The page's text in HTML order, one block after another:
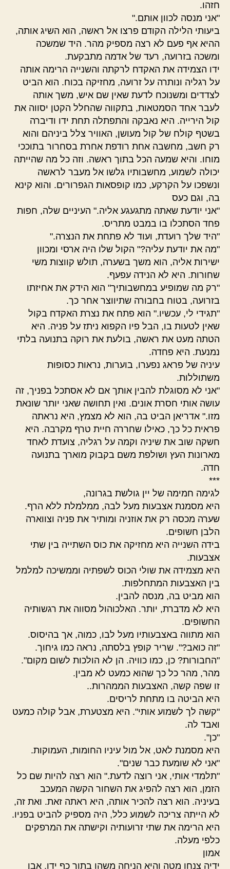
חזהו.
"אני מנסה לכוון אותם."
ביעותי הלילה הקודם פרצו אל ראשה, הוא השיג אותה,
ההיא אף פעם לא רצה מספיק מהר. היד שמשכה
ומשכה בזרועה, רעד של אדמה מתבקעת.
ידו הצמידה את האקדח לרקתה והשנייה הרימה אותה
על רגליה ונותרה על זרועה, מחזיקה בכוח. הוא הביט
לצדדים ומשנוכח לדעת שאין שם איש, משך אותה
לעבר אחד הסמטאות, בתקווה שהחלל הקטן יסווה את
קול הירייה. היא נאבקה והתפתלה תחת ידו ודיברה
בשטף קולח של קול מעושן, האוויר צלל ביניהם והוא
רק חשב, מחשבה אחת רודפת אחרת בסחרור בתוככי
מוחו. והיא שמעה הכל בתוך ראשה. וזה כל מה שהייתה
יכולה לשמוע, מחשבותיו גלשו אל מעבר לראשה
ונשפכו על הקרקע, כמו קופסאות הגפרורים. והוא קינא
בה, וגם כעס
"אני יודעת שאתה מתגעגע אליה." העיניים שלה, חפות
פחד הסתכלו בו במבט מתריס.
"היד שלך רועדת, ועוד לא פתחת את הנצרה."
"מה את יודעת עליה?" הקול שלו היה ארסי ומכוון
ישירות אליה, הוא משך בשערה, תולש קווצות משי
שחורות. היא לא הנידה עפעף.
"רק מה שמופיע במחשבותיך" הוא הידק את אחיזתו
בזרועה, בטוח בחבורה שתיווצר אחר כך.
"תגידי לי, עכשיו." הוא פתח את נצרת האקדח בקול
שאין לטעות בו, הבל פיו הקפוא ניתז על פניה. היא
הטתה מעט את ראשה, בולעת את רוקה בתנועה בלתי
נמנעת. היא פחדה.
עיניה של פראג נפערו, בוערות, נראות כסופות
משתוללות.
"אני לא מסוגלת להבין אותך אם לא אסתכל בפניך, זה
עושה אותי חסרת אונים. ואין תחושה שאני יותר שונאת
מזו." אדריאן הביט בה, הוא לא מצמץ, היא נראתה
פראית כל כך, כאילו שחררה חיית טרף מקרבה. היא
חשקה שוב את שיניה וקמה על רגליה, צועדת לאחד
מארונות העץ ושולפת משם בקבוק מוארך בתנועה
חדה.
***
לגימה חמימה של יין גולשת בגרונה,
היא מסמנת אצבעות מעל לבה, ממלמלת ללא הרף.
שערה מכסה רק את אוזניה ומותיר את פניה וצווארה
הלבן חשופים.
בידה השנייה היא מחזיקה את כוס השתייה בין שתי
אצבעות.
היא מצמידה את שולי הכוס לשפתיה וממשיכה למלמל
בין האצבעות המתחלפות.
הוא מביט בה, מנסה להבין.
היא לא מדברת, יותר. האלכוהול מסווה את רגשותיה
החשופים.
הוא מתווה באצבעותיו מעל לבו, כמוה, אך בהיסוס.
"זה כואב?". שריר קופץ בלסתה, נראה כמו גיחוך.
"החבורות? כן, כמו כוויה. הן לא הולכות לשום מקום".
מהר, מהר כל כך שהוא כמעט לא מבין.
זו שפה קשה, האצבעות הממהרות..
היא הביטה בו מתחת לריסים.
"קשה לך לשמוע אותי". היא מצטערת, אבל קולה כמעט
ואבד לה.
"כן".
היא מסמנת לאט, אל מול עיניו החומות, העמוקות.
"אני לא שומעת כבר שנים".
"תלמדי אותי, אני רוצה לדעת." הוא רצה להיות שם כל
הזמן, הוא רצה להפיג את השחור הקשה המעכב
בעיניה. הוא רצה להכיר אותה, היא ראתה זאת. ואת זה,
לא הייתה צריכה לשמוע כלל, היה מספיק להביט בפניו.
היא הרימה את שתי זרועותיה וקישתה את המרפקים
כלפי מעלה.
אמון
ידיה צנחו מטה והיא הניחה משהו בתוך כף ידו. אבן